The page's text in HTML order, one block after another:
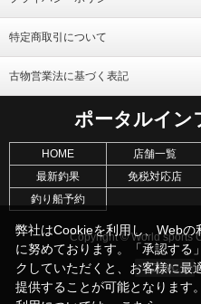
特定商取引について
古物営業法に基づく表記
ポータルイン
HOME 店舗一覧
最新釣果
免税対応店
釣り船予約
Copyright © World sports
弊社はCookieを利用し、Webの
に努めております。「承認する
クしていただくと、お客様に最
提供することが可能となります